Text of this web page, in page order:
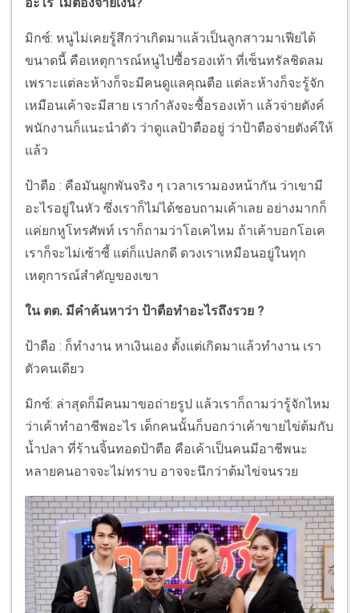
มิกซ์: หนูไม่เคยรู้สึกว่าเกิดมาแล้วเป็นลูกสาวมาเฟียได้
ขนาดนี้ คือเหตุการณ์หนูไปซื้อรองเท้า ที่เซ็นทรัลชิดลม
เพราะแต่ละห้างก็จะมีคนดูแลคุณตือ แต่ละห้างก็จะรู้จัก
เหมือนเค้าจะมีสาย เรากำลังจะซื้อรองเท้า แล้วจ่ายตังค์
พนักงานก็แนะนำตัว ว่าดูแลป้าตืออยู่ ว่าป้าตือจ่ายตังค์ให้
แล้ว
ป้าตือ : คือมันผูกพันจริง ๆ เวลาเรามองหน้ากัน ว่าเขามี
อะไรอยู่ในหัว ซึ่งเราก็ไม่ได้ชอบถามเค้าเลย อย่างมากก็
แค่ยกหูโทรศัพท์ เราก็ถามว่าโอเคไหม ถ้าเค้าบอกโอเค
เราก็จะไม่เซ้าซี้ แต่ก็แปลกดี ดวงเราเหมือนอยู่ในทุก
เหตุการณ์สำคัญของเขา
ใน ตต. มีคำค้นหาว่า ป้าตือทำอะไรถึงรวย ?
ป้าตือ : ก็ทำงาน หาเงินเอง ตั้งแต่เกิดมาแล้วทำงาน เรา
ตัวคนเดียว
มิกซ์: ล่าสุดก็มีคนมาขอถ่ายรูป แล้วเราก็ถามว่ารู้จักไหม
ว่าเค้าทำอาชีพอะไร เด็กคนนั้นก็บอกว่าเค้าขายไข่ต้มกับ
น้ำปลา ที่ร้านจิ้นทอดป้าตือ คือเค้าเป็นคนมีอาชีพนะ
หลายคนอาจจะไม่ทราบ อาจจะนึกว่าต้มไข่จนรวย